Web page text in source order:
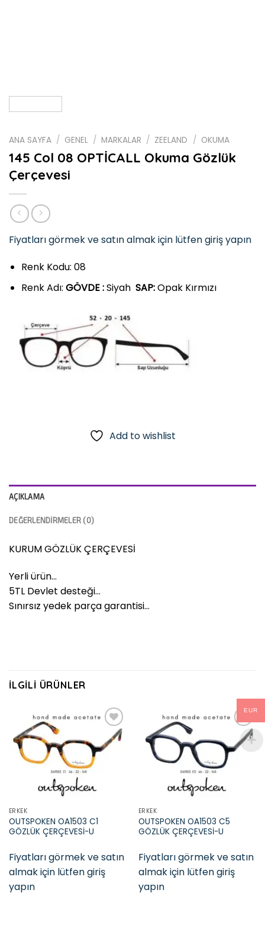
ANA SAYFA / GENEL / MARKALAR / ZEELAND / OKUMA
145 Col 08 OPTİCALL Okuma Gözlük
Çerçevesi
Fiyatları görmek ve satın almak için lütfen giriş yapın
Renk Kodu: 08
Renk Adı: GÖVDE :Siyah SAP:Opak Kırmızı
Add to wishlist
AÇIKLAMA
DEĞERLENDIRMELER (0)
KURUM GÖZLÜK ÇERÇEVESİ
Yerli ürün…
5TL Devlet desteği…
Sınırsız yedek parça garantisi…
İLGILI ÜRÜNLER
Add to
wishlist
ERKEK
OUTSPOKEN OA1503 C1
GÖZLÜK ÇERÇEVESİ-U
Fiyatları görmek ve satın
almak için lütfen giriş
yapın
Add to
wishlist
ERKEK
OUTSPOKEN OA1503 C5
GÖZLÜK ÇERÇEVESİ-U
Fiyatları görmek ve satın
almak için lütfen giriş
yapın
EUR